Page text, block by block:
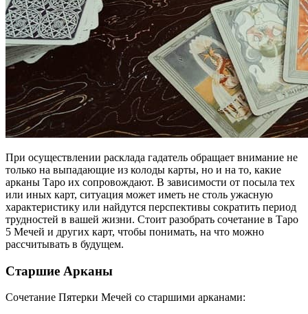
При осуществлении расклада гадатель обращает внимание не
только на выпадающие из колоды карты, но и на то, какие
арканы Таро их сопровождают. В зависимости от посыла тех
или иных карт, ситуация может иметь не столь ужасную
характеристику или найдутся перспективы сократить период
трудностей в вашей жизни. Стоит разобрать сочетание в Таро
5 Мечей и других карт, чтобы понимать, на что можно
рассчитывать в будущем.
Старшие Арканы
Сочетание Пятерки Мечей со старшими арканами: